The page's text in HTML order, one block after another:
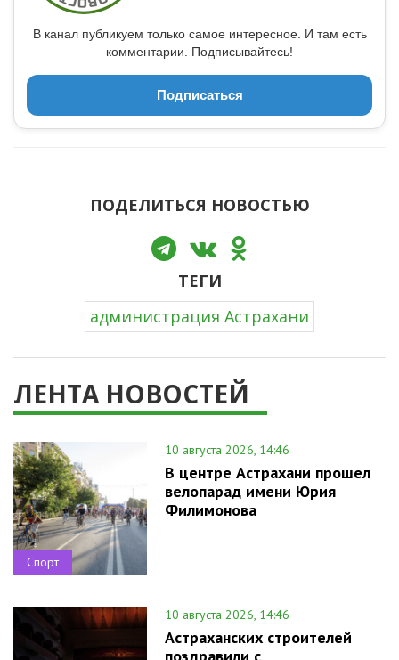
В канал публикуем только самое интересное. И там есть
комментарии. Подписывайтесь!
Подписаться
ПОДЕЛИТЬСЯ НОВОСТЬЮ
ТЕГИ
администрация Астрахани
ЛЕНТА НОВОСТЕЙ
Спорт
10 августа 2026, 14:46
В центре Астрахани прошел
велопарад имени Юрия
Филимонова
10 августа 2026, 14:46
Астраханских строителей